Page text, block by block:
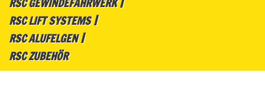
RSC LIFT SYSTEMS
RSC ALUFELGEN
RSC ZUBEHÖR